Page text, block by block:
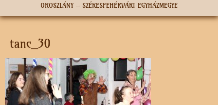
OROSZLÁNY – SZÉKESFEHÉRVÁRI EGYHÁZMEGYE
tanc_30